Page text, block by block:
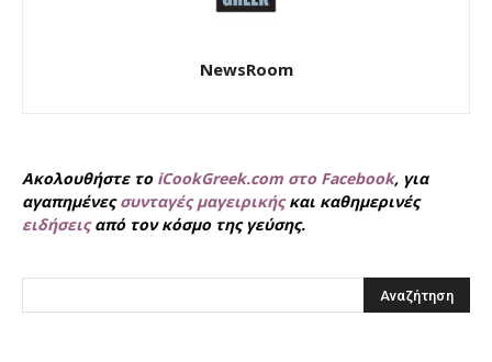
NewsRoom
Ακολουθήστε το iCookGreek.com στο Facebook, για
αγαπημένεςσυνταγές μαγειρικήςκαι καθημερινές
ειδήσειςαπό τον κόσμο της γεύσης.